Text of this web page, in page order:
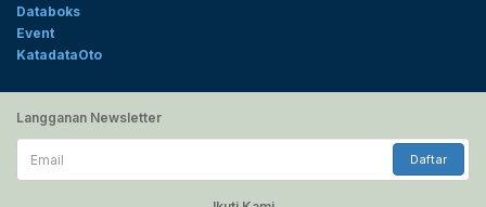
Databoks
Event
KatadataOto
Langganan Newsletter
Email
Daftar